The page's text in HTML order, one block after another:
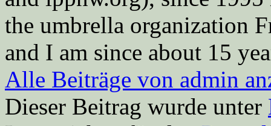
the umbrella organization
and I am since about 15
Alle Beiträge von admin
Dieser Beitrag wurde unter